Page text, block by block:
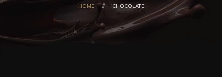
HOME CHOCOLATE